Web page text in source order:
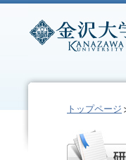
トップページ